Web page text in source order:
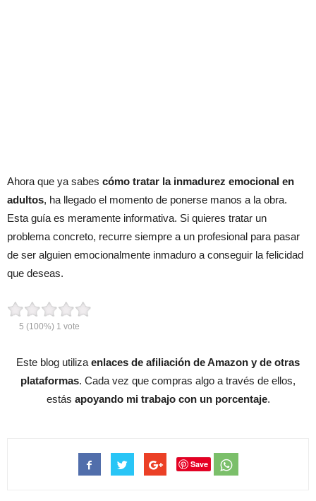
Ahora que ya sabes cómo tratar la inmadurez emocional en
adultos, ha llegado el momento de ponerse manos a la obra.
Esta guía es meramente informativa. Si quieres tratar un
problema concreto, recurre siempre a un profesional para pasar
de ser alguien emocionalmente inmaduro a conseguir la felicidad
que deseas.
5 (100%) 1 vote
Este blog utiliza enlaces de afiliación de Amazon y de otras
plataformas. Cada vez que compras algo a través de ellos,
estás apoyando mi trabajo con un porcentaje.
Save